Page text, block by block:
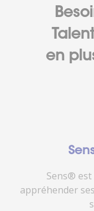
en
Sens®
appréhender